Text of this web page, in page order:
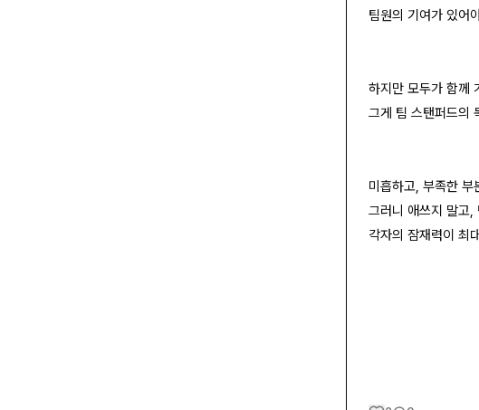
팀원의 기여가 있어
하지만 모두가 함께
그게 팀 스탠퍼드의
미흡하고, 부족한 부
그러니 애쓰지 말고,
각자의 잠재력이 최